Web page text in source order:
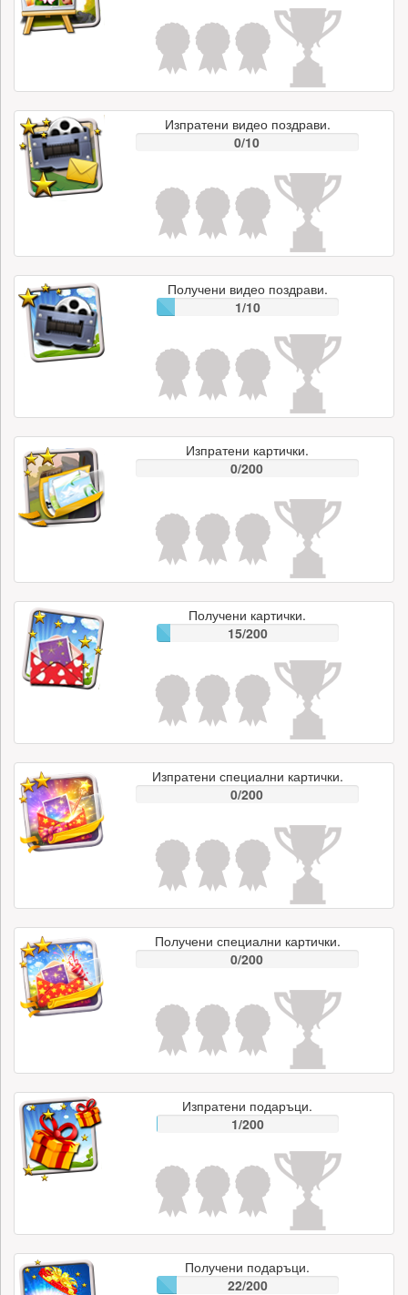
Изпратени видео поздрави.
0/10
Получени видео поздрави.
1/10
Изпратени картички.
0/200
Получени картички.
15/200
Изпратени специални картички.
0/200
Получени специални картички.
0/200
Изпратени подаръци.
1/200
Получени подаръци.
22/200